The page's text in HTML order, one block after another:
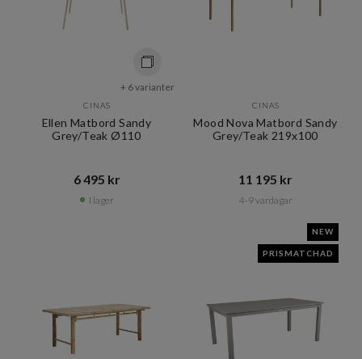
+ 6 varianter
CINAS
Ellen Matbord Sandy
Grey/Teak Ø110
6 495 kr​​
I lager
CINAS
Mood Nova Matbord Sandy
Grey/Teak 219x100
11 195 kr​​
4-9 vardagar
NEW
PRISMATCHAD